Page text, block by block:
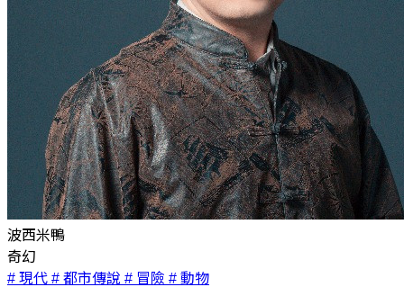
波西米鴨
奇幻
# 現代 # 都市傳說 # 冒險 # 動物